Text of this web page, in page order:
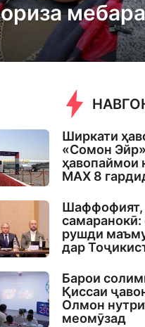
Ширкати
«Сомон
ҳавопаймои
MAX 8
Шаффофият,
самаранокӣ:
рушди
дар
Барои
Қиссаи
Олмон
меомӯзад